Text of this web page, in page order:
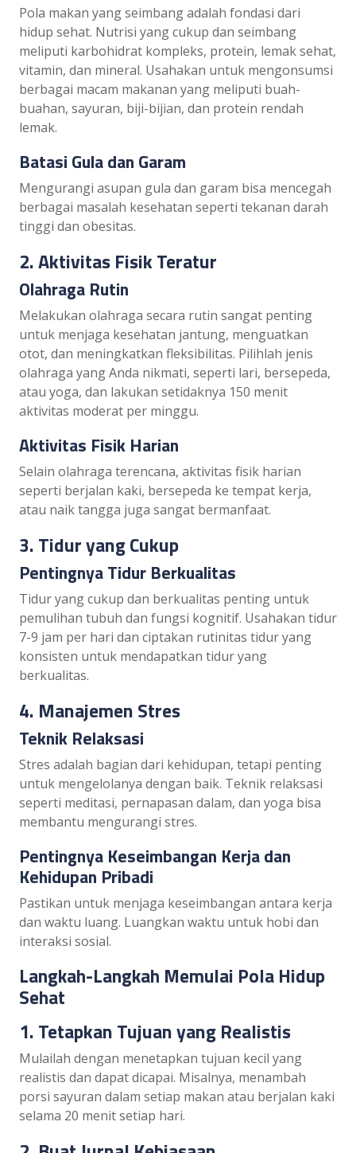
Pola makan yang seimbang adalah fondasi dari
hidup sehat. Nutrisi yang cukup dan seimbang
meliputi karbohidrat kompleks, protein, lemak sehat,
vitamin, dan mineral. Usahakan untuk mengonsumsi
berbagai macam makanan yang meliputi buah-
buahan, sayuran, biji-bijian, dan protein rendah
lemak.
Batasi Gula dan Garam
Mengurangi asupan gula dan garam bisa mencegah
berbagai masalah kesehatan seperti tekanan darah
tinggi dan obesitas.
2. Aktivitas Fisik Teratur
Olahraga Rutin
Melakukan olahraga secara rutin sangat penting
untuk menjaga kesehatan jantung, menguatkan
otot, dan meningkatkan fleksibilitas. Pilihlah jenis
olahraga yang Anda nikmati, seperti lari, bersepeda,
atau yoga, dan lakukan setidaknya 150 menit
aktivitas moderat per minggu.
Aktivitas Fisik Harian
Selain olahraga terencana, aktivitas fisik harian
seperti berjalan kaki, bersepeda ke tempat kerja,
atau naik tangga juga sangat bermanfaat.
3. Tidur yang Cukup
Pentingnya Tidur Berkualitas
Tidur yang cukup dan berkualitas penting untuk
pemulihan tubuh dan fungsi kognitif. Usahakan tidur
7-9 jam per hari dan ciptakan rutinitas tidur yang
konsisten untuk mendapatkan tidur yang
berkualitas.
4. Manajemen Stres
Teknik Relaksasi
Stres adalah bagian dari kehidupan, tetapi penting
untuk mengelolanya dengan baik. Teknik relaksasi
seperti meditasi, pernapasan dalam, dan yoga bisa
membantu mengurangi stres.
Pentingnya Keseimbangan Kerja dan
Kehidupan Pribadi
Pastikan untuk menjaga keseimbangan antara kerja
dan waktu luang. Luangkan waktu untuk hobi dan
interaksi sosial.
Langkah-Langkah Memulai Pola Hidup
Sehat
1. Tetapkan Tujuan yang Realistis
Mulailah dengan menetapkan tujuan kecil yang
realistis dan dapat dicapai. Misalnya, menambah
porsi sayuran dalam setiap makan atau berjalan kaki
selama 20 menit setiap hari.